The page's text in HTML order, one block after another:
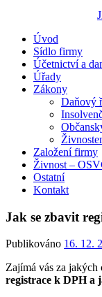
Portál pro podnikatele
Úvod
Sídlo firmy
Účetnictví a
Úřady
Zákony
Daňový
Založení firmy
Živnost –
Ostatní
Kontakt
Jak se zbavit
Publikováno 16. 12.
Zajímá vás za jakých
registrace k DPH a